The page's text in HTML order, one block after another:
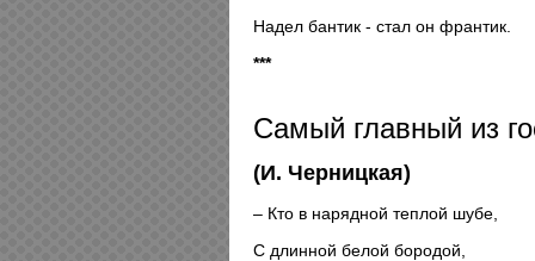
Надел бантик - стал он франтик.
***
Самый главный из
(И. Черницкая)
– Кто в нарядной теплой шубе,
С длинной белой бородой,